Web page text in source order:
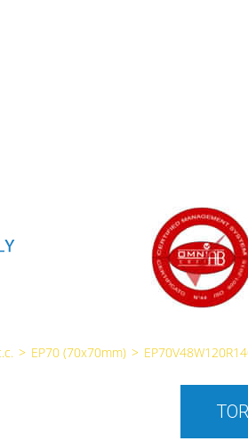
> EP70 (70x70mm) >